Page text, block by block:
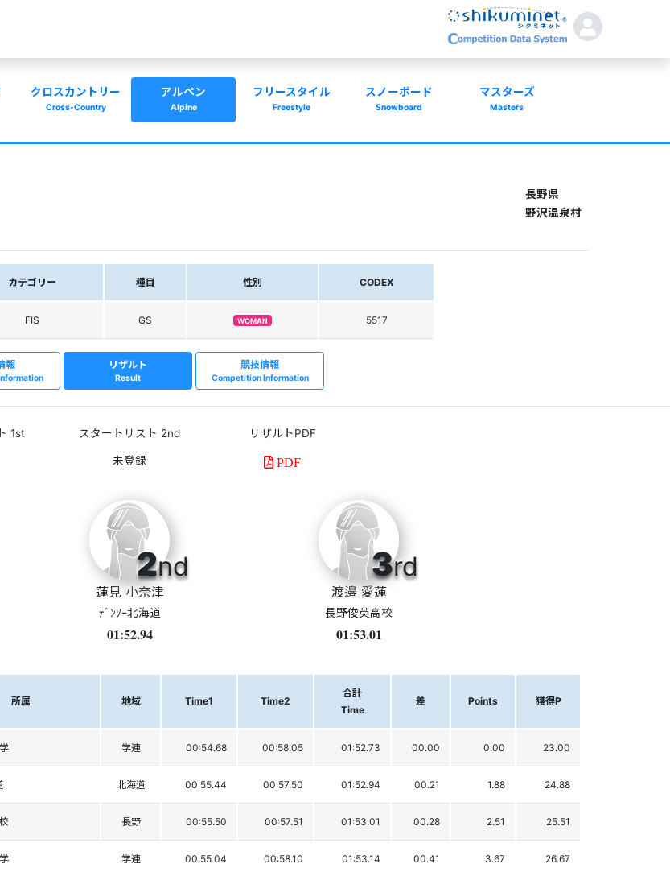
クロスカントリー
Cross-Country
アルペン
Alpine
フリースタイル
Freestyle
スノーボード
Snowboard
マスターズ
Masters
長野県
野沢温泉村
カテゴリー 種目 性別 CODEX
FIS GS WOMAN 5517
報 リザルト
Result
競技情報
Competition Information
1st スタートリスト 2nd リザルトPDF
PDF
2nd
蓮見 小奈津
ﾃﾞﾝｿｰ北海道
01:52.94
3rd
渡邉 愛蓮
長野俊英高校
01:53.01
所属 地域 Time1 Time2
合計
Time
差 Points 獲得P
学連 00:54.68 00:58.05 01:52.73 00.00 0.00 23.00
北海道 00:55.44 00:57.50 01:52.94 00.21 1.88 24.88
長野 00:55.50 00:57.51 01:53.01 00.28 2.51 25.51
学連 00:55.04 00:58.10 01:53.14 00.41 3.67 26.67